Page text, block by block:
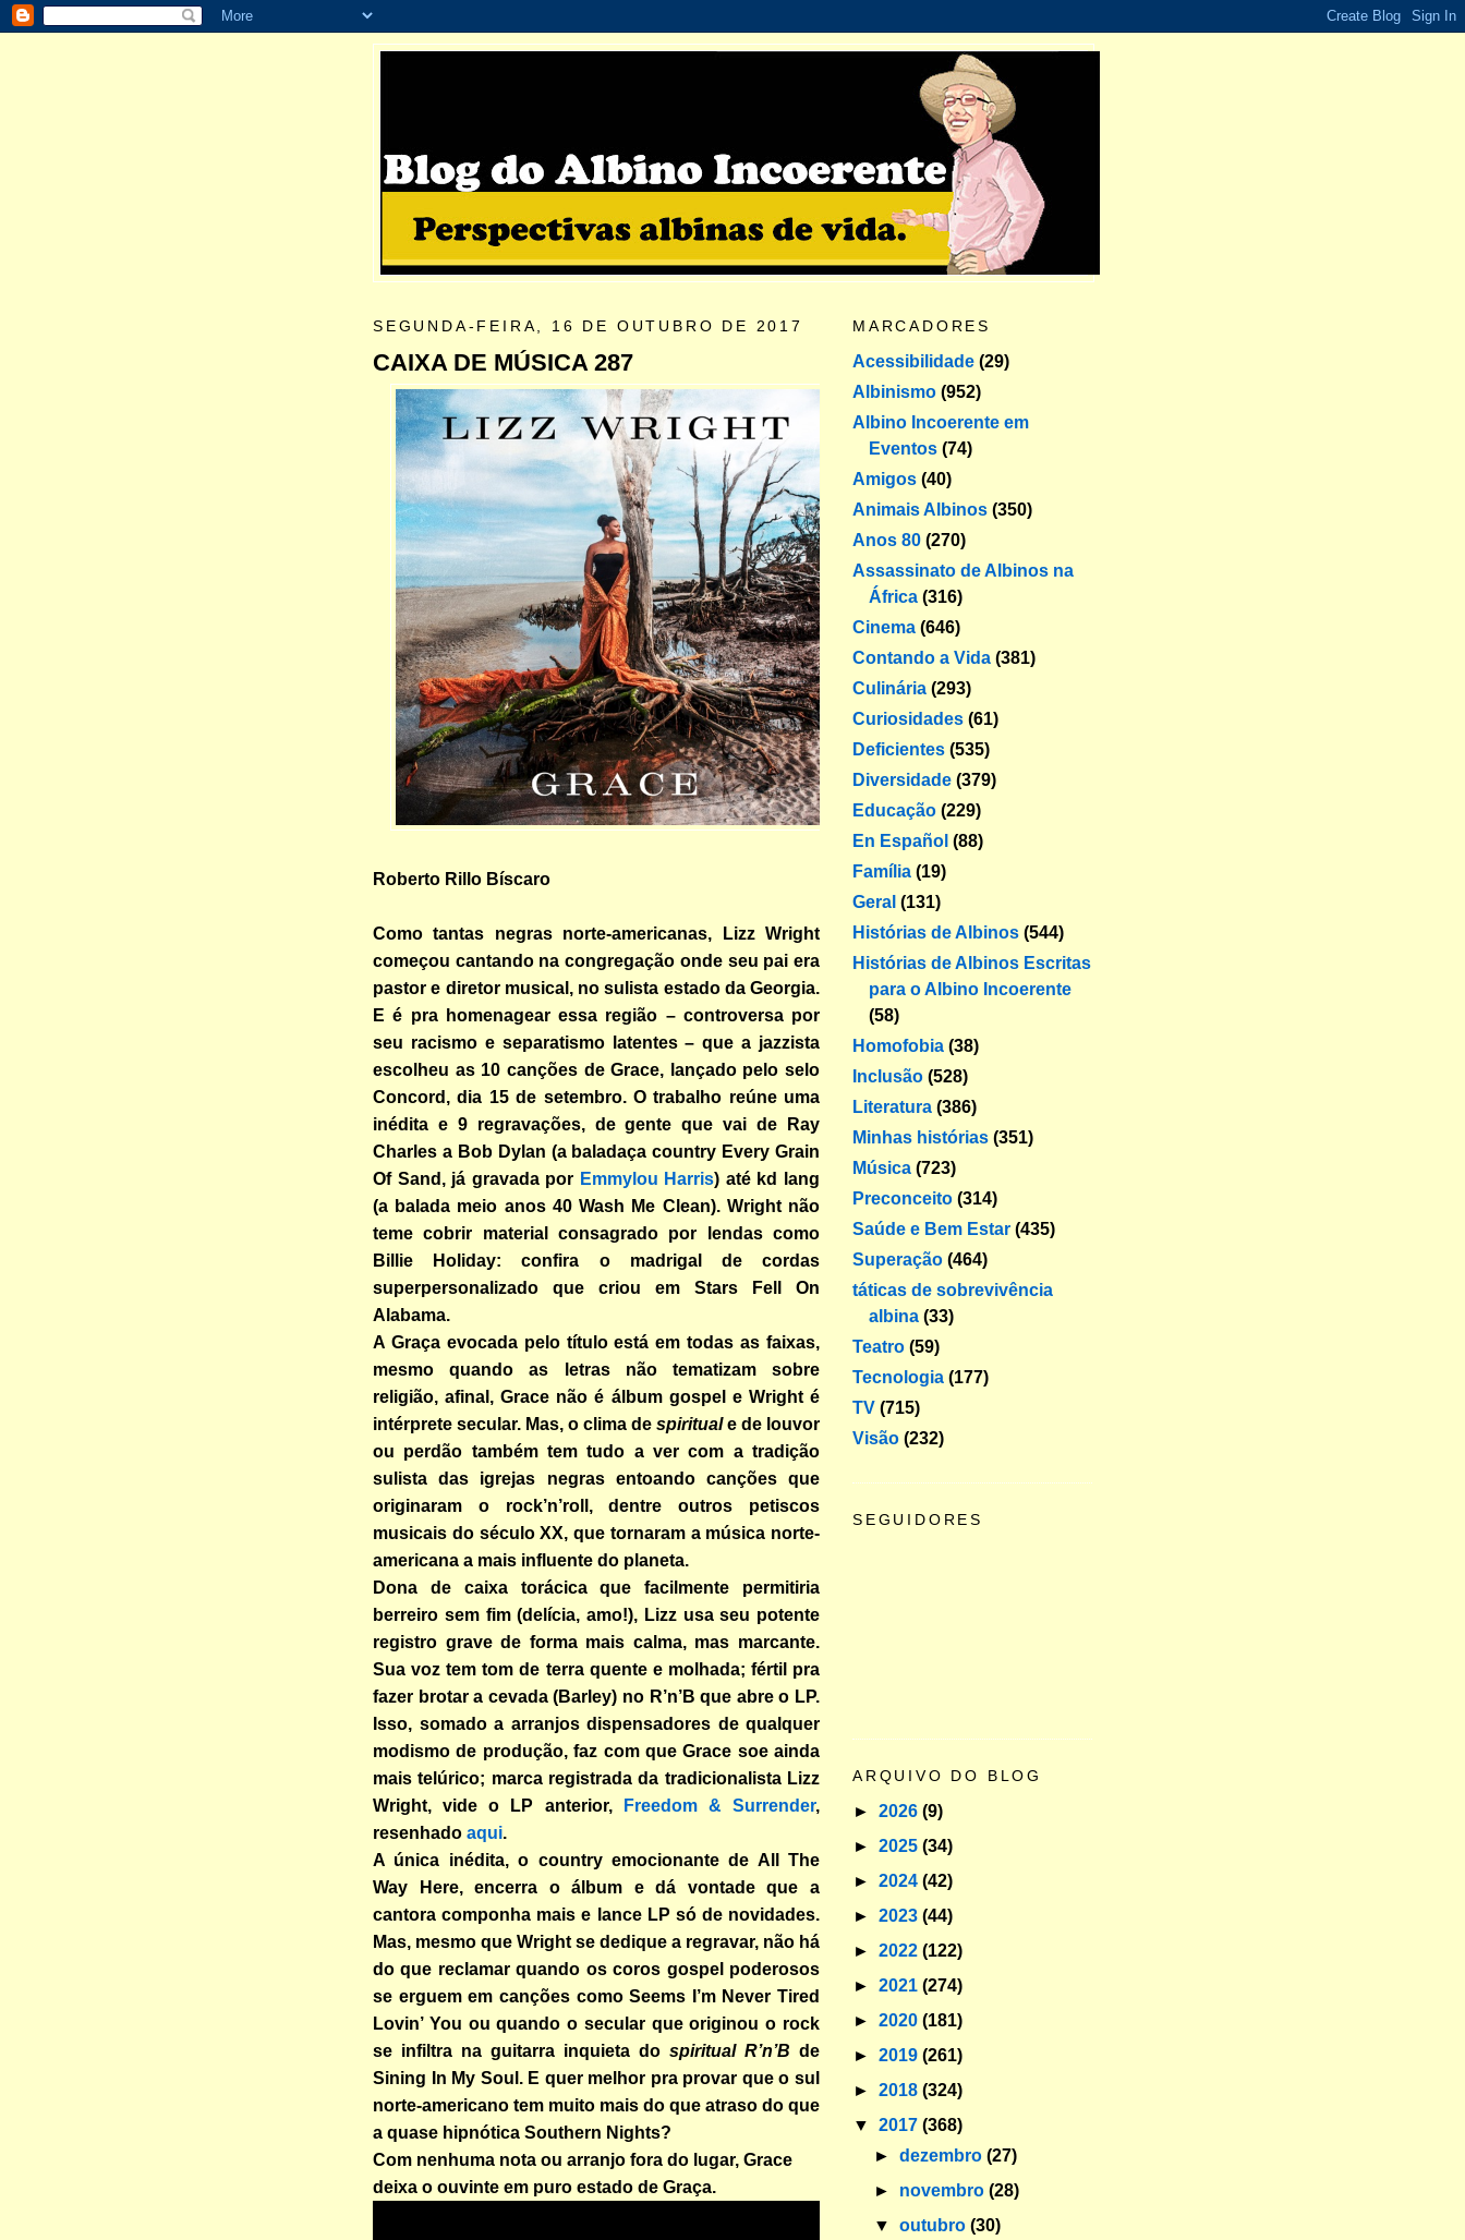
SEGUNDA-FEIRA, 16 DE OUTUBRO DE 2017
CAIXA DE MÚSICA 287
Roberto Rillo Bíscaro
Como tantas negras norte-americanas, Lizz Wright
começou cantando na congregação onde seu pai era
pastor e diretor musical, no sulista estado da Georgia.
E é pra homenagear essa região – controversa por
seu racismo e separatismo latentes – que a jazzista
escolheu as 10 canções de Grace, lançado pelo selo
Concord, dia 15 de setembro. O trabalho reúne uma
inédita e 9 regravações, de gente que vai de Ray
Charles a Bob Dylan (a baladaça country Every Grain
Of Sand, já gravada por Emmylou Harris) até kd lang
(a balada meio anos 40 Wash Me Clean). Wright não
teme cobrir material consagrado por lendas como
Billie Holiday: confira o madrigal de cordas
superpersonalizado que criou em Stars Fell On
Alabama.
A Graça evocada pelo título está em todas as faixas,
mesmo quando as letras não tematizam sobre
religião, afinal, Grace não é álbum gospel e Wright é
intérprete secular. Mas, o clima de spirituale de louvor
ou perdão também tem tudo a ver com a tradição
sulista das igrejas negras entoando canções que
originaram o rock’n’roll, dentre outros petiscos
musicais do século XX, que tornaram a música norte-
americana a mais influente do planeta.
Dona de caixa torácica que facilmente permitiria
berreiro sem fim (delícia, amo!), Lizz usa seu potente
registro grave de forma mais calma, mas marcante.
Sua voz tem tom de terra quente e molhada; fértil pra
fazer brotar a cevada (Barley) no R’n’B que abre o LP.
Isso, somado a arranjos dispensadores de qualquer
modismo de produção, faz com que Grace soe ainda
mais telúrico; marca registrada da tradicionalista Lizz
Wright, vide o LP anterior,
Freedom & Surrender,
resenhado aqui.
A única inédita, o country emocionante de All The
Way Here, encerra o álbum e dá vontade que a
cantora componha mais e lance LP só de novidades.
Mas, mesmo que Wright se dedique a regravar, não há
do que reclamar quando os coros gospel poderosos
se erguem em canções como Seems I’m Never Tired
Lovin’ You ou quando o secular que originou o rock
se infiltra na guitarra inquieta do spiritual R’n’B de
Sining In My Soul. E quer melhor pra provar que o sul
norte-americano tem muito mais do que atraso do que
a quase hipnótica Southern Nights?
Com nenhuma nota ou arranjo fora do lugar, Grace
deixa o ouvinte em puro estado de Graça.
MARCADORES
Acessibilidade (29)
Albinismo (952)
Albino Incoerente em
Eventos (74)
Amigos (40)
Animais Albinos (350)
Anos 80 (270)
Assassinato de Albinos na
África (316)
Cinema (646)
Contando a Vida (381)
Culinária (293)
Curiosidades (61)
Deficientes (535)
Diversidade (379)
Educação (229)
En Español (88)
Família (19)
Geral (131)
Histórias de Albinos (544)
Histórias de Albinos Escritas
para o Albino Incoerente
(58)
Homofobia (38)
Inclusão (528)
Literatura (386)
Minhas histórias (351)
Música (723)
Preconceito (314)
Saúde e Bem Estar (435)
Superação (464)
táticas de sobrevivência
albina (33)
Teatro (59)
Tecnologia (177)
TV (715)
Visão (232)
SEGUIDORES
ARQUIVO DO BLOG
► 2026 (9)
► 2025 (34)
► 2024 (42)
► 2023 (44)
► 2022 (122)
► 2021 (274)
► 2020 (181)
► 2019 (261)
► 2018 (324)
▼ 2017 (368)
►dezembro(27)
► novembro(28)
▼outubro(30)